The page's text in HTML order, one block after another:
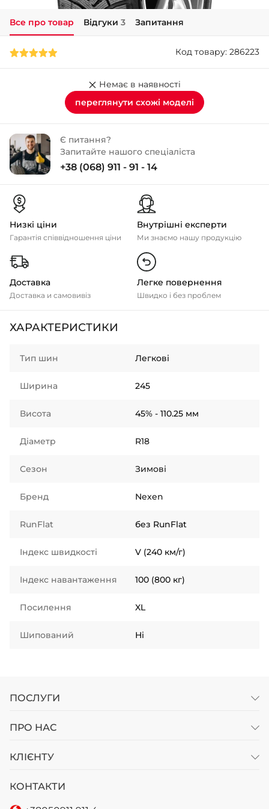
+38 (050)-911-911-2
+38 (099)-643-33-77
+38 (068)-923-74-19
- Калинова
Все про товар Відгуки 3 Запитання
Код товару: 286223
Немає в наявності
переглянути схожі моделі
Є питання?
Запитайте нашого спеціаліста
+38 (068) 911 - 91 - 14
Низкі ціни
Гарантія співвідношення ціни
Внутрішні експерти
Ми знаємо нашу продукцію
Доставка
Доставка и самовивіз
Легке повернення
Швидко і без проблем
ХАРАКТЕРИСТИКИ
Тип шин Легкові
Ширина 245
Висота 45% - 110.25 мм
Діаметр R18
Сезон Зимові
Бренд Nexen
RunFlat без RunFlat
Індекс швидкості V (240 км/г)
Індекс навантаження 100 (800 кг)
Посилення XL
Шипований Ні
ПОСЛУГИ
ПРО НАС
КЛІЄНТУ
КОНТАКТИ